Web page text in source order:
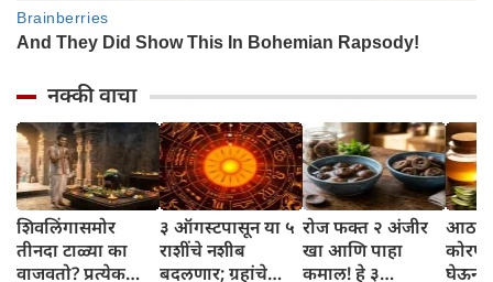
नक्की वाचा
शिवलिंगासमोर
तीनदा टाळ्या का
वाजवतो? प्रत्येक
३ ऑगस्टपासून या ५
राशींचे नशीब
बदलणार; ग्रहांचे
रोज फक्त २ अंजीर
खा आणि पाहा
कमाल! हे ३
घेऊन